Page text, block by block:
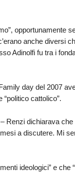
opportunamente
anche diversi
Adinolfi fu tra i
day del 2007
cattolico”.
Renzi dichiarava che
a discutere. Mi
ideologici” e